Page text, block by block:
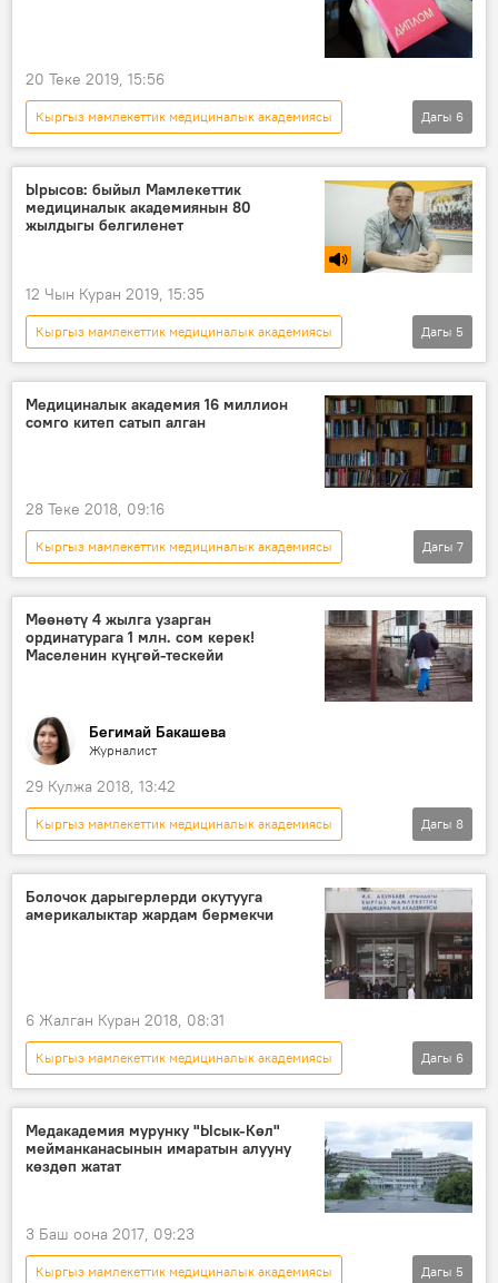
20 Теке 2019, 15:56
Кыргыз мамлекеттик медициналык академиясы
Жаңылыктар
Коом
Кыргызстан
диплом
ката бүтүрүүчү
Дагы 6
Ырысов: быйыл Мамлекеттик
медициналык академиянын 80
жылдыгы белгиленет
12 Чын Куран 2019, 15:35
Кыргыз мамлекеттик медициналык академиясы
Радио
Коом
Кыргызстан
Кеңешбек Ырысов
иш-чара
Дагы 5
Медициналык академия 16 миллион
сомго китеп сатып алган
28 Теке 2018, 09:16
Кыргыз мамлекеттик медициналык академиясы
Кыргызстан
Коом
Жаңылыктар
Экономика
сатуу-сатып алуу
окуу жай
Дагы 7
Мөөнөтү 4 жылга узарган
ординатурага 1 млн. сом керек!
Маселенин күңгөй-тескейи
Бегимай Бакашева
Журналист
29 Кулжа 2018, 13:42
Кыргыз мамлекеттик медициналык академиясы
Аналитика
Кыргызстан
Коом
Жаңылыктар
КРСУ
медицина
токтом
ординатура
Дагы 8
Болочок дарыгерлерди окутууга
америкалыктар жардам бермекчи
6 Жалган Куран 2018, 08:31
Кыргыз мамлекеттик медициналык академиясы
Кыргызстан
Коом
Жаңылыктар
АКШ
дарыгерлер кызматташуу
Дагы 6
Медакадемия мурунку "Ысык-Көл"
мейманканасынын имаратын алууну
көздөп жатат
3 Баш оона 2017, 09:23
Кыргыз мамлекеттик медициналык академиясы
Дагы 5